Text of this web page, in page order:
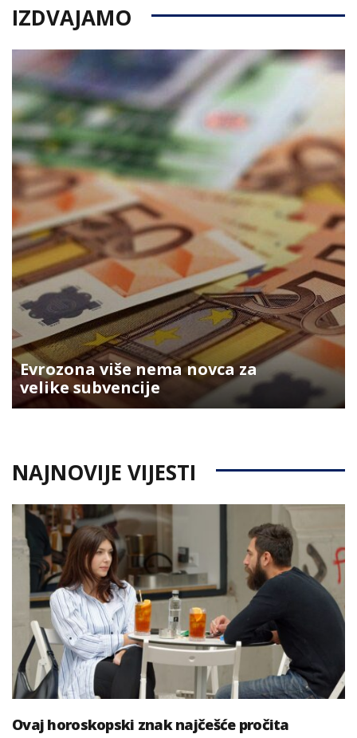
IZDVAJAMO
Evrozona više nema novca za
velike subvencije
NAJNOVIJE VIJESTI
Ovaj horoskopski znak najčešće pročita